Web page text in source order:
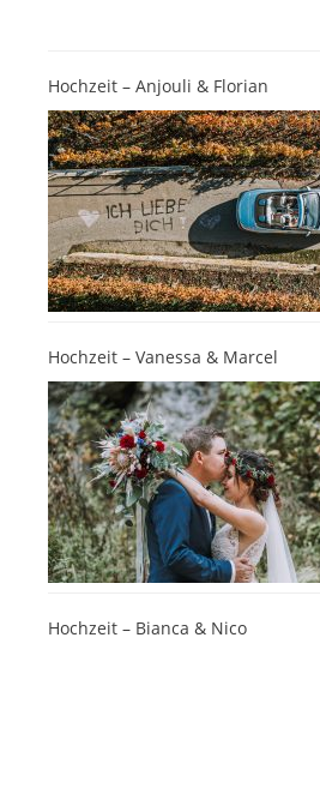
Hochzeit – Anjouli & Florian
Hochzeit – Vanessa & Marcel
Hochzeit – Bianca & Nico